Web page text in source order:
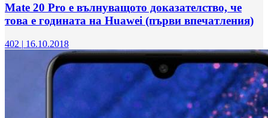
Mate 20 Pro е вълнуващото доказателство, че
това е годината на Huawei (първи впечатления)
402 | 16.10.2018